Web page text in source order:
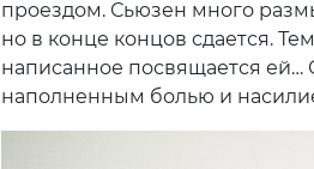
проездом. Сьюзен много
но в конце концов сдается.
написанное посвящается
наполненным болью и